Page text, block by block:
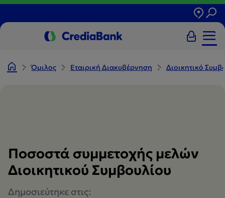
Όμιλος Εταιρική Διακυβέρνηση Διοικητικό
Ποσοστά συμμετοχής μελών
Διοικητικού Συμβουλίου
Δημοσιεύτηκε στις: